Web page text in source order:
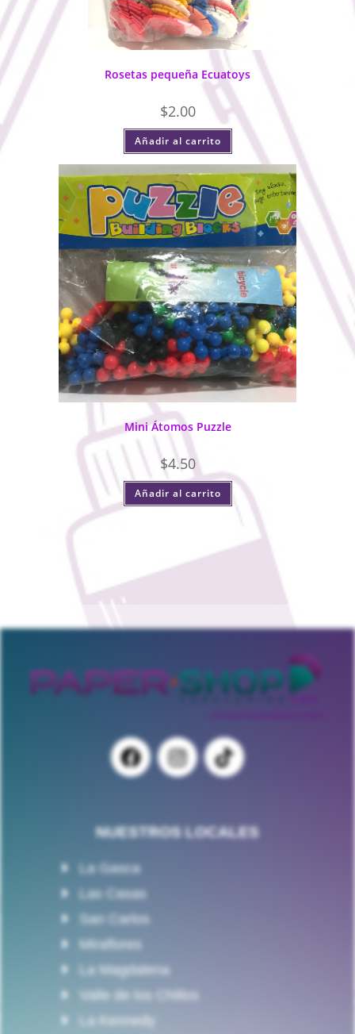
Rosetas pequeña Ecuatoys
$2.00
Añadir al carrito
Mini Átomos Puzzle
$4.50
Añadir al carrito
NUESTROS LOCALES
La Gasca
Las Casas
San Carlos
Miraflores
La Magdalena
Valle de los Chillos
La Kennedy